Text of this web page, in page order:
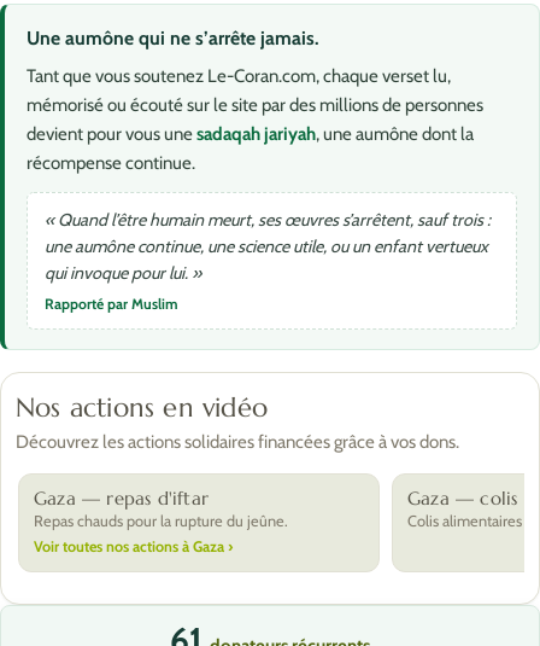
Une aumône qui ne s’arrête jamais.
Tant que vous soutenez Le-Coran.com, chaque verset lu,
mémorisé ou écouté sur le site par des millions de personnes
devient pour vous unesadaqah jariyah, une aumône dont la
récompense continue.
« Quand l’être humain meurt, ses œuvres s’arrêtent, sauf trois :
une aumône continue, une science utile, ou un enfant vertueux
qui invoque pour lui. »
Rapporté par Muslim
Nos actions en vidéo
Découvrez les actions solidaires financées grâce à vos dons.
Gaza — repas d'iftar
Repas chauds pour la rupture du jeûne.
Voir toutes nos actions à Gaza ›
Gaza — colis
Colis alimentaires